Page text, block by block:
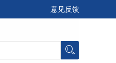
意见反馈